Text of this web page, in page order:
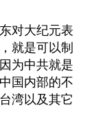
对大纪元表
就是可以制
为中共就是
国内部的不
湾以及其它